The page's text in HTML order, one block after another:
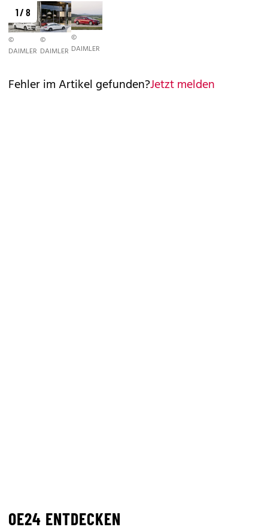
1 / 8
©
DAIMLER
©
DAIMLER
©
DAIMLER
Fehler im Artikel gefunden?Jetzt melden
OE24 ENTDECKEN